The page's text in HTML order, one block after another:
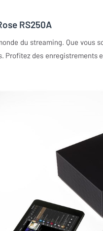
RS250A
du streaming. Que vous
Profitez des enregistrements